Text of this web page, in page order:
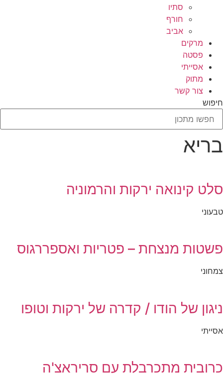
סתיו
חורף
אביב
מרקים
פסטה
אסייתי
מתוק
צור קשר
חיפוש
בריא
סלט קינואה ירקות והרמוניה
טבעוני
פשטות מנצחת – פטריות ואספררגוס
צמחוני
ניגון של הודו / קדרה של ירקות וטופו
אסייתי
כרובית מתכרבלת עם סריראצ'ה